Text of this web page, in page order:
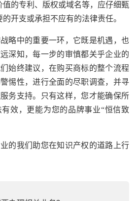
值的专利、版权或域名等，应仔细甄
开支或承担不应有的法律责任。
略中的重要一环，它既是机遇，也
深知，每一步的审慎都关乎企业的
始终建议，在购买商标的整个流程
惕性，进行全面的尽职调查，并寻
务支持。只有这样，您才能确保所
效，更能为您的品牌事业“恒信致
的我们助您在知识产权的道路上行